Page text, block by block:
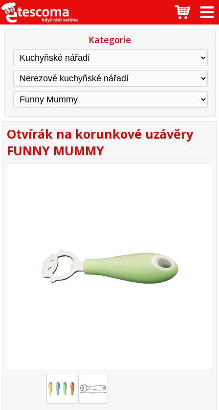
Kategorie
Otvírák na korunkové uzávěry
FUNNY MUMMY